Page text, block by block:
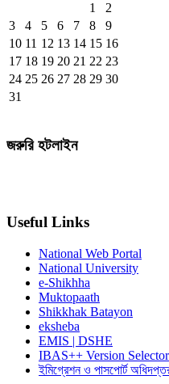
1
2
3
4 5 6 7 8
9
10 11 12 13 14 15 16
17 18 19 20 21 22 23
24 25 26 27 28 29 30
31
জরুরি হটলাইন
Useful Links
National Web Portal
National University
e-Shikhha
Muktopaath
Shikkhak Batayon
eksheba
EMIS | DSHE
IBAS++ Version Selector
ইমিগ্রেশন ও পাসপোর্ট